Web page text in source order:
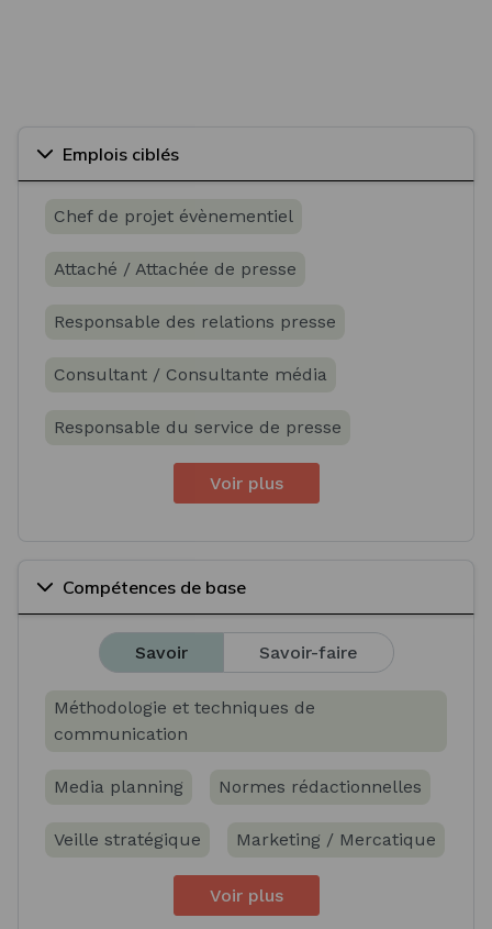
Emplois ciblés
Chef de projet évènementiel
Attaché / Attachée de presse
Responsable des relations presse
Consultant / Consultante média
Responsable du service de presse
Voir plus
Compétences de base
Savoir Savoir-faire
Méthodologie et techniques de
communication
Media planning Normes rédactionnelles
Veille stratégique Marketing / Mercatique
Voir plus